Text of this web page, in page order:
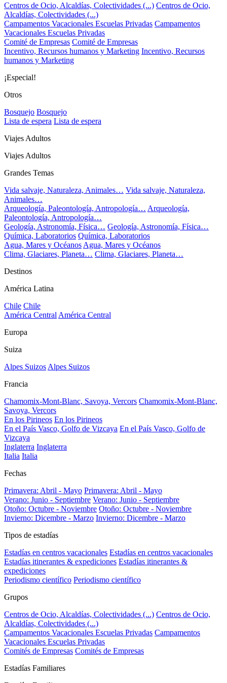
Centros de Ocio, Alcaldías, Colectividades (...) Centros de Ocio,
Alcaldías, Colectividades (...)
Campamentos Vacacionales Escuelas Privadas Campamentos
Vacacionales Escuelas Privadas
Comité de Empresas Comité de Empresas
Incentivo, Recursos humanos y Marketing Incentivo, Recursos
humanos y Marketing
¡Especial!
Otros
Bosquejo Bosquejo
Lista de espera Lista de espera
Viajes Adultos
Viajes Adultos
Grandes Temas
Vida salvaje, Naturaleza, Animales… Vida salvaje, Naturaleza,
Animales…
Arqueología, Paleontología, Antropología… Arqueología,
Paleontología, Antropología…
Geología, Astronomía, Física… Geología, Astronomía, Física…
Química, Laboratorios Química, Laboratorios
Agua, Mares y Océanos Agua, Mares y Océanos
Clima, Glaciares, Planeta… Clima, Glaciares, Planeta…
Destinos
América Latina
Chile Chile
América Central América Central
Europa
Suiza
Alpes Suizos Alpes Suizos
Francia
Chamomix-Mont-Blanc, Savoya, Vercors Chamomix-Mont-Blanc,
Savoya, Vercors
En los Pirineos En los Pirineos
En el País Vasco, Golfo de Vizcaya En el País Vasco, Golfo de
Vizcaya
Inglaterra Inglaterra
Italia Italia
Fechas
Primavera: Abril - Mayo Primavera: Abril - Mayo
Verano: Junio - Septiembre Verano: Junio - Septiembre
Otoño: Octubre - Noviembre Otoño: Octubre - Noviembre
Invierno: Dicembre - Marzo Invierno: Dicembre - Marzo
Tipos de estadías
Estadías en centros vacacionales Estadías en centros vacacionales
Estadías itinerantes & expediciones Estadías itinerantes &
expediciones
Periodismo científico Periodismo científico
Grupos
Centros de Ocio, Alcaldías, Colectividades (...) Centros de Ocio,
Alcaldías, Colectividades (...)
Campamentos Vacacionales Escuelas Privadas Campamentos
Vacacionales Escuelas Privadas
Comités de Empresas Comités de Empresas
Estadías Familiares